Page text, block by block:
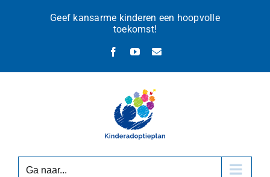
Geef kansarme kinderen een hoopvolle
toekomst!
FacebookYouTube
E-
Ga naar...